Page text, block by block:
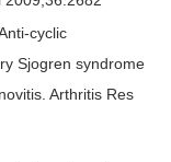
cyclic
Sjogren syndrome
Arthritis Res